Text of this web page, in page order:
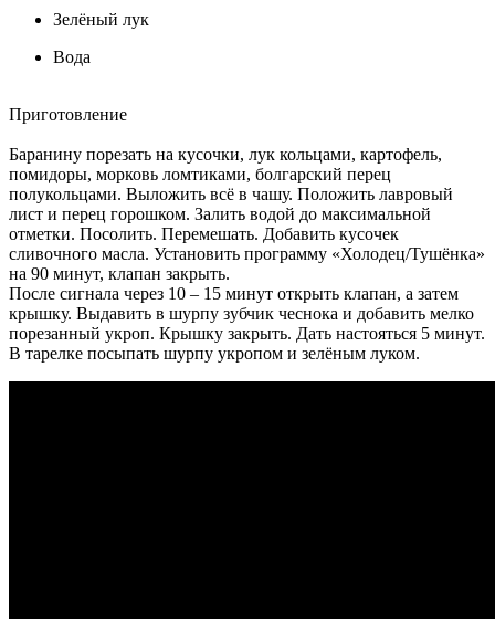
Зелёный лук
Вода
Приготовление
Баранину порезать на кусочки, лук кольцами, картофель,
помидоры, морковь ломтиками, болгарский перец
полукольцами. Выложить всё в чашу. Положить лавровый
лист и перец горошком. Залить водой до максимальной
отметки. Посолить. Перемешать. Добавить кусочек
сливочного масла. Установить программу «Холодец/Тушёнка»
на 90 минут, клапан закрыть.
После сигнала через 10 – 15 минут открыть клапан, а затем
крышку. Выдавить в шурпу зубчик чеснока и добавить мелко
порезанный укроп. Крышку закрыть. Дать настояться 5 минут.
В тарелке посыпать шурпу укропом и зелёным луком.